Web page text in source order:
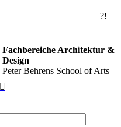
?!
Fachbereiche Architektur &
Design
Peter Behrens School of Arts
